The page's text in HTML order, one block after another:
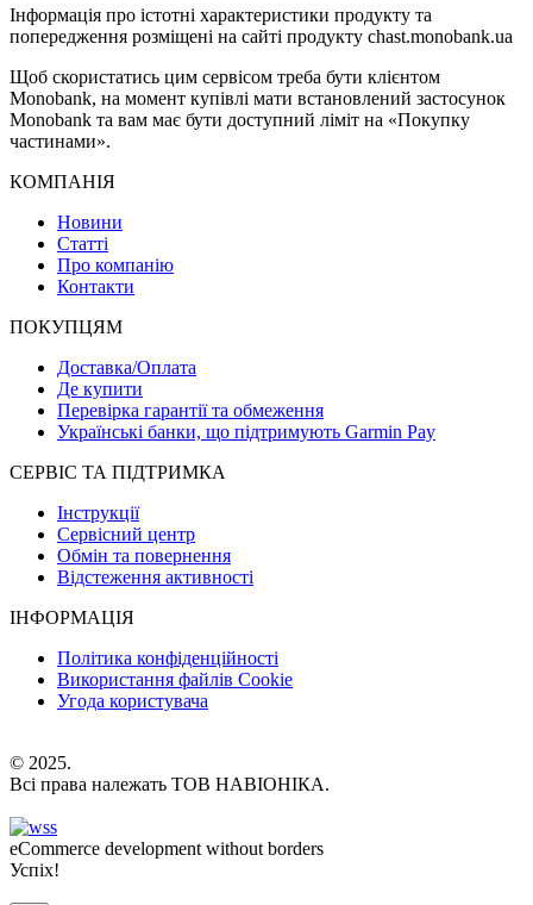
Інформація про істотні характеристики продукту та
попередження розміщені на сайті продукту chast.monobank.ua
Щоб скористатись цим сервісом треба бути клієнтом
Monobank, на момент купівлі мати встановлений застосунок
Monobank та вам має бути доступний ліміт на «Покупку
частинами».
КОМПАНІЯ
Новини
Статті
Про компанію
Контакти
ПОКУПЦЯМ
Доставка/Оплата
Де купити
Перевірка гарантії та обмеження
Українські банки, що підтримують Garmin Pay
СЕРВІС ТА ПІДТРИМКА
Інструкції
Сервісний центр
Обмін та повернення
Відстеження активності
ІНФОРМАЦІЯ
Політика конфіденційності
Використання файлів Cookie
Угода користувача
© 2025.
Всі права належать ТОВ НАВІОНІКА.
eCommerce development without borders
Успіх!